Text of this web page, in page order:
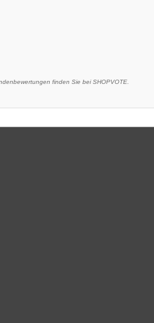
finden Sie bei SHOPVOTE.